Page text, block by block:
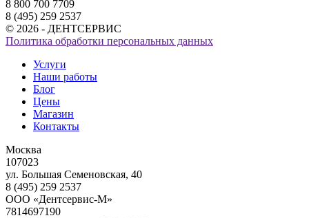
8 800 700 7709
8 (495) 259 2537
© 2026 - ДЕНТСЕРВИС
Политика обработки персональных данных
Услуги
Наши работы
Блог
Цены
Магазин
Контакты
Москва
107023
ул. Большая Семеновская, 40
8 (495) 259 2537
ООО «Дентсервис-М»
7814697190